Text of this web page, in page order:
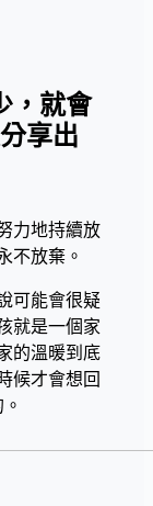
，就會
享出
力地持續放
不放棄。
可能會很疑
就是一個家
的溫暖到底
候才會想回